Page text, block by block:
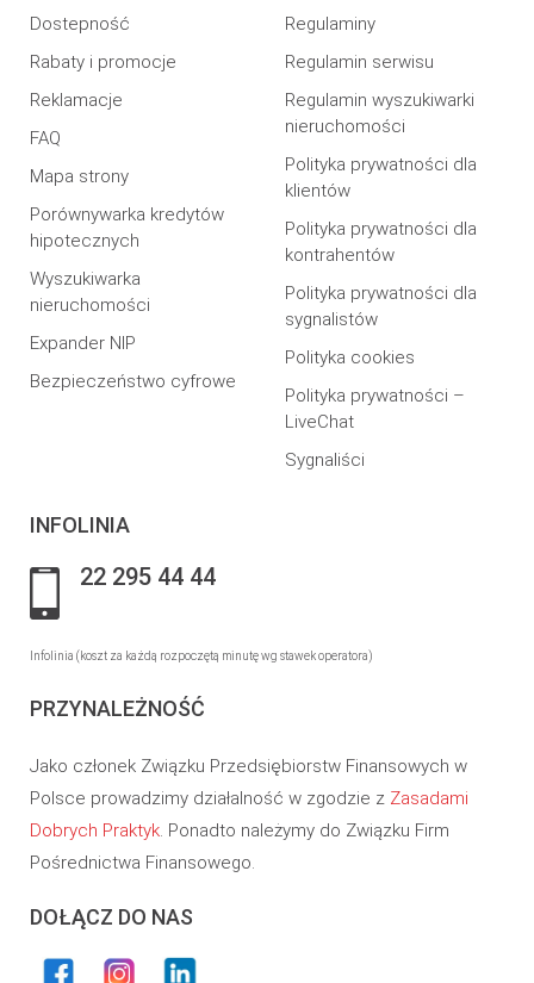
Dostepność
Rabaty i promocje
Reklamacje
FAQ
Mapa strony
Porównywarka kredytów
hipotecznych
Wyszukiwarka
nieruchomości
Expander NIP
Bezpieczeństwo cyfrowe
Regulaminy
Regulamin serwisu
Regulamin wyszukiwarki
nieruchomości
Polityka prywatności dla
klientów
Polityka prywatności dla
kontrahentów
Polityka prywatności dla
sygnalistów
Polityka cookies
Polityka prywatności –
LiveChat
Sygnaliści
INFOLINIA
22 295 44 44
Infolinia (koszt za każdą rozpoczętą minutę wg stawek operatora)
PRZYNALEŻNOŚĆ
Jako członek Związku Przedsiębiorstw Finansowych w
Polsce prowadzimy działalność w zgodzie z Zasadami
Dobrych Praktyk. Ponadto należymy do Związku Firm
Pośrednictwa Finansowego.
DOŁĄCZ DO NAS